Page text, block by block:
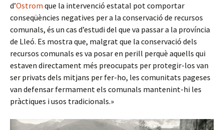
d’Ostrom que la intervenció estatal pot comportar
conseqüències negatives per a la conservació de recursos
comunals, és un cas d’estudi del que va passar a la província
de Lleó. Es mostra que, malgrat que la conservació dels
recursos comunals es va posar en perill perquè aquells qui
estaven directament més preocupats per protegir-los van
ser privats dels mitjans per fer-ho, les comunitats pageses
van defensar fermament els comunals mantenint-hi les
pràctiques i usos tradicionals.»